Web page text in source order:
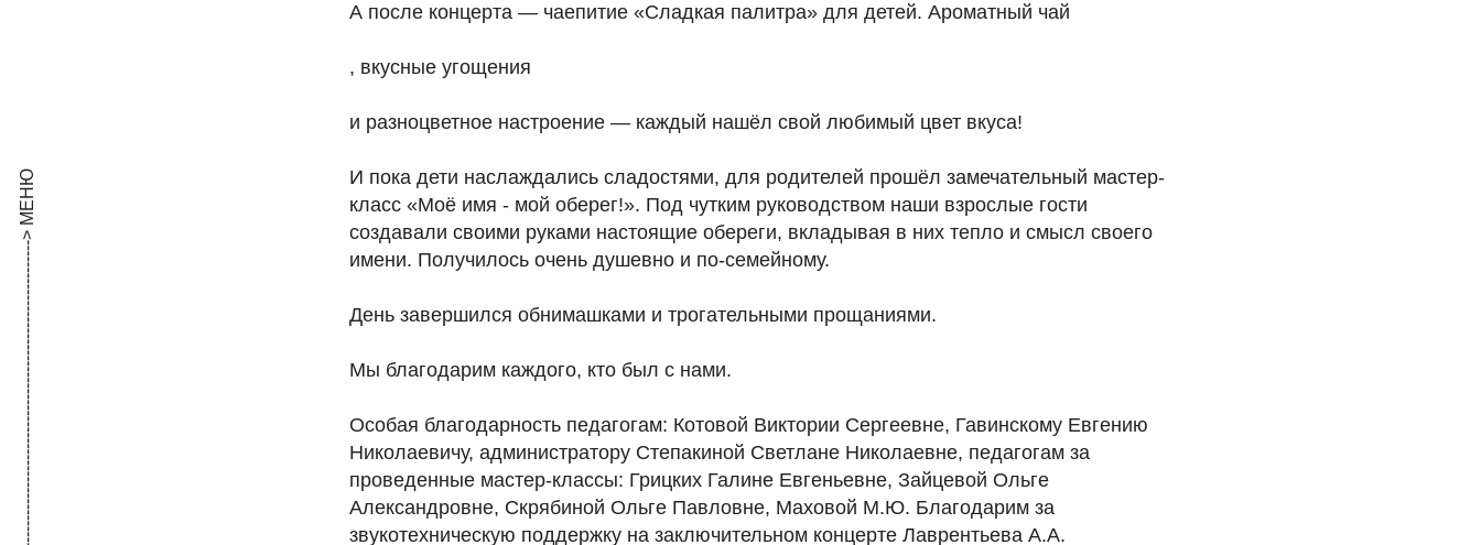
А после концерта — чаепитие «Сладкая палитра» для детей. Ароматный чай
, вкусные угощения
и разноцветное настроение — каждый нашёл свой любимый цвет вкуса!
И пока дети наслаждались сладостями, для родителей прошёл замечательный мастер-
класс «Моё имя - мой оберег!». Под чутким руководством наши взрослые гости
создавали своими руками настоящие обереги, вкладывая в них тепло и смысл своего
имени. Получилось очень душевно и по-семейному.
День завершился обнимашками и трогательными прощаниями.
Мы благодарим каждого, кто был с нами.
Особая благодарность педагогам: Котовой Виктории Сергеевне, Гавинскому Евгению
Николаевичу, администратору Степакиной Светлане Николаевне, педагогам за
проведенные мастер-классы: Грицких Галине Евгеньевне, Зайцевой Ольге
Александровне, Скрябиной Ольге Павловне, Маховой М.Ю. Благодарим за
звукотехническую поддержку на заключительном концерте Лаврентьева А.А.